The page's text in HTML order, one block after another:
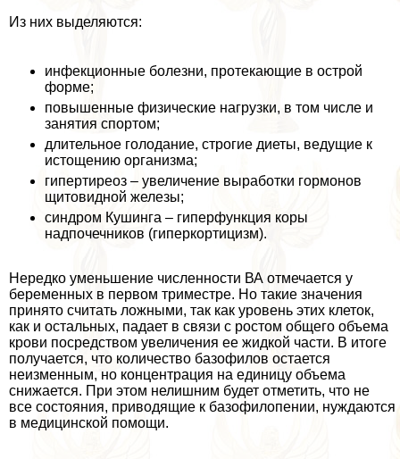
Из них выделяются:
инфекционные болезни, протекающие в острой
форме;
повышенные физические нагрузки, в том числе и
занятия спортом;
длительное голодание, строгие диеты, ведущие к
истощению организма;
гипертиреоз – увеличение выработки гормонов
щитовидной железы;
синдром Кушинга – гиперфункция коры
надпочечников (гиперкортицизм).
Нередко уменьшение численности ВА отмечается у
беременных в первом триместре. Но такие значения
принято считать ложными, так как уровень этих клеток,
как и остальных, падает в связи с ростом общего объема
крови посредством увеличения ее жидкой части. В итоге
получается, что количество базофилов остается
неизменным, но концентрация на единицу объема
снижается. При этом нелишним будет отметить, что не
все состояния, приводящие к базофилопении, нуждаются
в медицинской помощи.